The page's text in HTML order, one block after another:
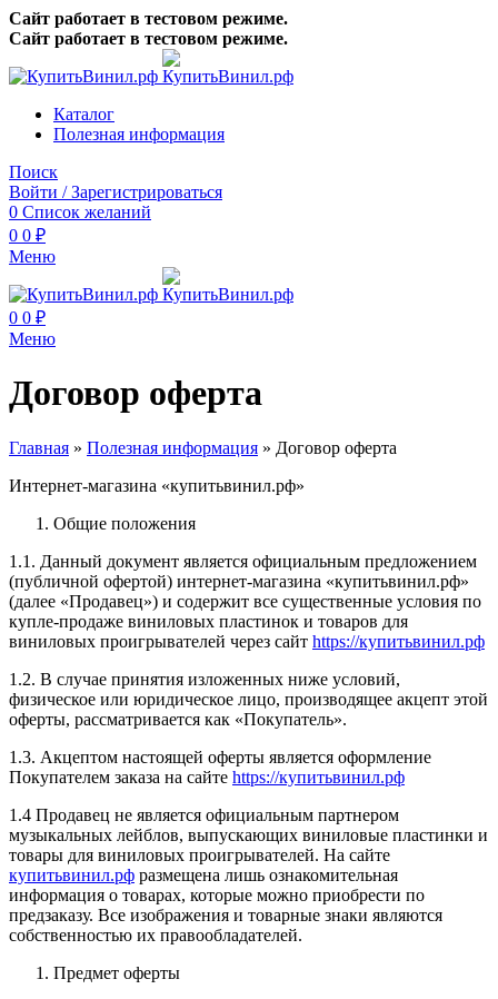
Сайт работает в тестовом режиме.
Сайт работает в тестовом режиме.
Каталог
Полезная информация
Поиск
Войти / Зарегистрироваться
0 Список желаний
0 0 ₽
Меню
0 0 ₽
Меню
Договор оферта
Главная » Полезная информация » Договор оферта
Интернет-магазина «купитьвинил.рф»
Общие положения
1.1. Данный документ является официальным предложением
(публичной офертой) интернет-магазина «купитьвинил.рф»
(далее «Продавец») и содержит все существенные условия по
купле-продаже виниловых пластинок и товаров для
виниловых проигрывателей через сайт https://купитьвинил.рф
1.2. В случае принятия изложенных ниже условий,
физическое или юридическое лицо, производящее акцепт этой
оферты, рассматривается как «Покупатель».
1.3. Акцептом настоящей оферты является оформление
Покупателем заказа на сайте https://купитьвинил.рф
1.4 Продавец не является официальным партнером
музыкальных лейблов, выпускающих виниловые пластинки и
товары для виниловых проигрывателей. На сайте
купитьвинил.рф размещена лишь ознакомительная
информация о товарах, которые можно приобрести по
предзаказу. Все изображения и товарные знаки являются
собственностью их правообладателей.
Предмет оферты